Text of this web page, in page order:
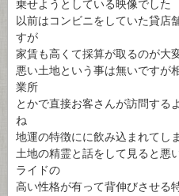
乗せようとしている映像でした
以前はコンビニをしていた貸店
すが
家賃も高くて採算が取るのが大
悪い土地という事は無いですが
業所
とかで直接お客さんが訪問する
ね
地運の特徴にに飲み込まれてし
土地の精霊と話をして見ると悪
ライドの
高い性格が有って背伸びさせる